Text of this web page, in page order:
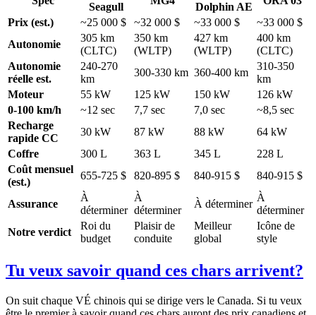
Seagull
Dolphin AE
Prix (est.)
~25 000 $ ~32 000 $ ~33 000 $
~33 000 $
Autonomie
305 km
(CLTC)
350 km
(WLTP)
427 km
(WLTP)
400 km
(CLTC)
Autonomie
réelle est.
240-270
km
300-330 km 360-400 km
310-350
km
Moteur
55 kW 125 kW 150 kW
126 kW
0-100 km/h
~12 sec 7,7 sec 7,0 sec
~8,5 sec
Recharge
rapide CC
30 kW 87 kW 88 kW
64 kW
Coffre
300 L 363 L 345 L
228 L
Coût mensuel
(est.)
655-725 $ 820-895 $ 840-915 $ 840-915 $
Assurance
À
déterminer
À
déterminer
À déterminer
À
déterminer
Notre verdict
Roi du
budget
Plaisir de
conduite
Meilleur
global
Icône de
style
Tu veux savoir quand ces chars arrivent?
On suit chaque VÉ chinois qui se dirige vers le Canada. Si tu veux